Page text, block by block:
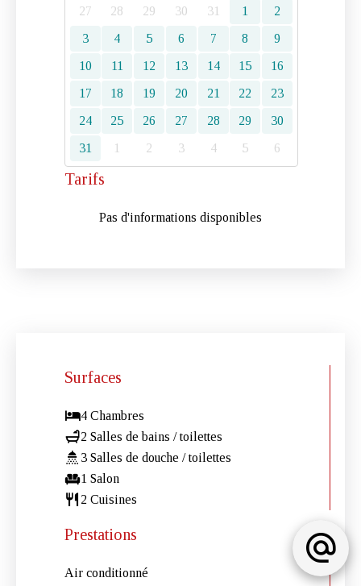
27 28 29 30 31 1
2
3
4 5 6 7 8
9
10
11 12 13 14 15
16
17
18 19 20 21 22
23
24
25 26 27 28 29
30
31
1 2 3 4 5 6
Tarifs
Pas d'informations disponibles
Surfaces
4 Chambres
2 Salles de bains / toilettes
3 Salles de douche / toilettes
1 Salon
2 Cuisines
Prestations
Air conditionné